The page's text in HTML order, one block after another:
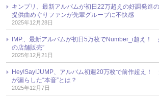
キンプリ、最新アルバムが初日22万超えの好調発
提供曲めぐりファンが先輩グループに不快感
2025年12月28日
IMP.、最新アルバムが初日5万枚でNumber_i超え！
の店舗販売”
2025年12月21日
Hey!Say!JUMP、アルバム初週20万枚で前作超え！
が漏らした“本音”とは？
2025年12月7日